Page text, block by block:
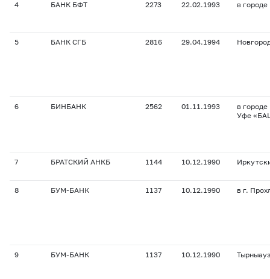
4 БАНК БФТ 2273 22.02.1993 в
5 БАНК СГБ 2816 29.04.1994
6 БИНБАНК 2562 01.11.1993
в городе
Уфе
7 БРАТСКИЙ АНКБ 1144 10.12.1990
8 БУМ-БАНК 1137 10.12.1990 в г.
9 БУМ-БАНК 1137 10.12.1990